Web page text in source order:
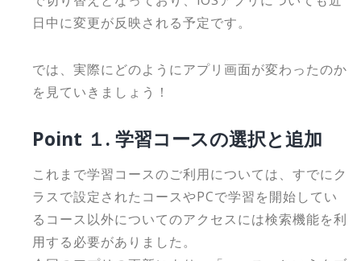
日中に変更が反映される予定です。
では、実際にどのようにアプリ画面が変わったのか
を見ていきましょう！
Point １. 学習コースの選択と追加
これまで学習コースのご利用については、すでにク
ラスで設定されたコースやPCで学習を開始してい
るコース以外についてのアクセスには検索機能を利
用する必要がありました。